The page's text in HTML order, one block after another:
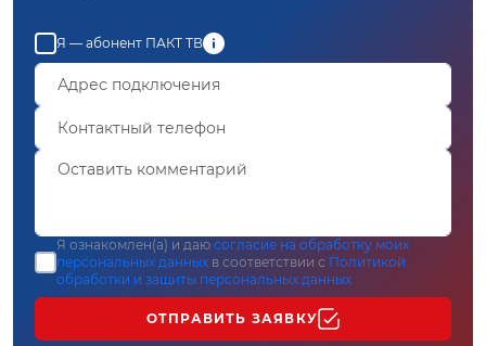
Я — абонент ПАКТ ТВ
Я ознакомлен(а) и даю согласие на обработку моих
персональных данных в соответствии с Политикой
обработки и защиты персональных данных
ОТПРАВИТЬ ЗАЯВКУ